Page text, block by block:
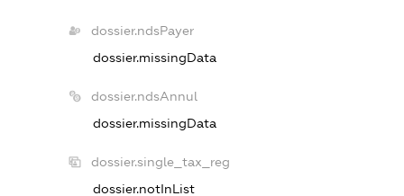
dossier.ndsPayer
dossier.missingData
dossier.ndsAnnul
dossier.missingData
dossier.single_tax_reg
dossier.notInList